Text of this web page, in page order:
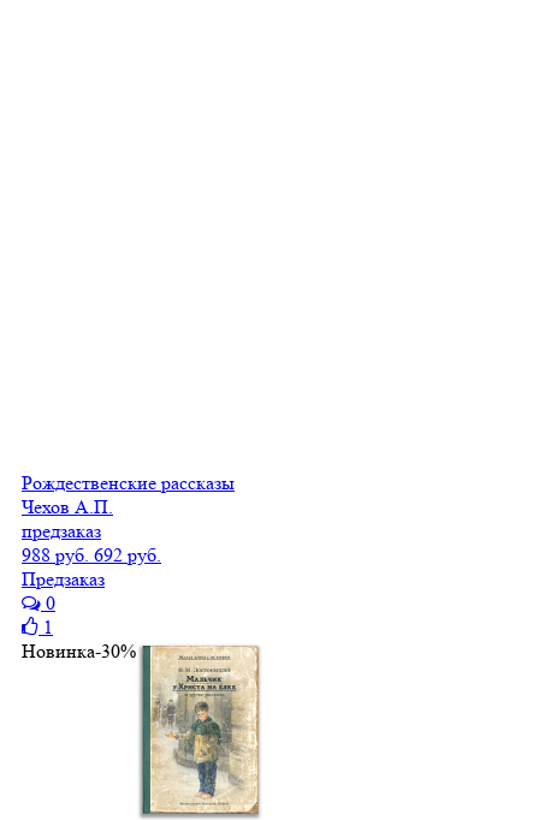
Рождественские рассказы
Чехов А.П.
предзаказ
988 руб. 692 руб.
Предзаказ
0
1
Новинка-30%